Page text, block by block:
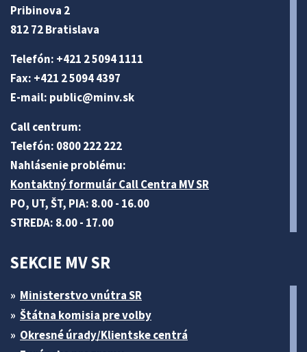
Pribinova 2
812 72 Bratislava
Telefón: +421 2 5094 1111
Fax: +421 2 5094 4397
E-mail: public@minv.sk
Call centrum:
Telefón: 0800 222 222
Nahlásenie problému:
Kontaktný formulár Call Centra MV SR
PO, UT, ŠT, PIA: 8.00 - 16.00
STREDA: 8.00 - 17.00
SEKCIE MV SR
Ministerstvo vnútra SR
Štátna komisia pre volby
Okresné úrady/Klientske centrá